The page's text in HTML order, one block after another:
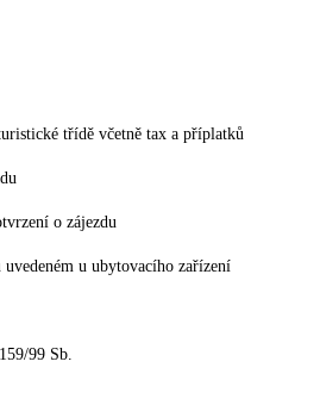
třídě včetně tax a příplatků
o zájezdu
uvedeném u ubytovacího zařízení
99 Sb.